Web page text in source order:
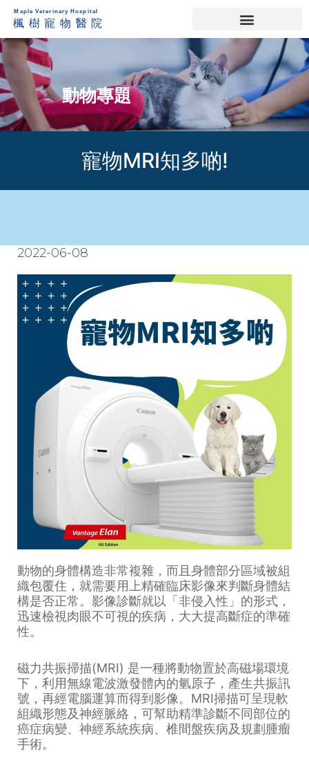
動物專題
寵物MRI知多啲!
2022-06-08
動物的身體構造非常複雜，而且身體部分區域被組
織包覆住，就需要用上精確臨床影像來判斷身體結
構是否正常。影像診斷就以「非侵入性」的形式，
迅速檢視肉眼不可視的疾病，大大提高斷症的準確
性。
磁力共振掃描(MRI) 是一種將動物置於高磁場環境
下，利用無線電波激發體內的氫原子，產生共振訊
號，再經電腦運算而得到影像。MRI掃描可呈現軟
組織形態及神經脈絡，可幫助精準診斷不同部位的
癌症病變、神經系統疾病、椎間盤疾病及規劃腫瘤
手術。